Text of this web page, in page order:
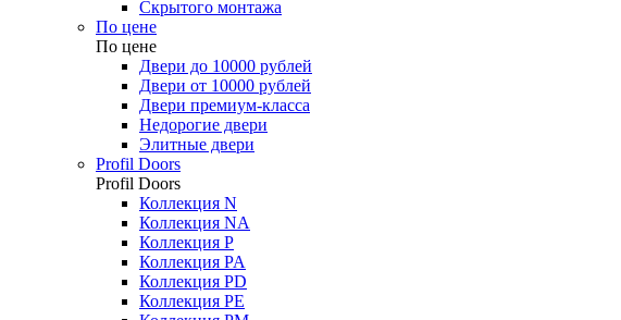
Скрытого монтажа
По цене
По цене
Двери до 10000 рублей
Двери от 10000 рублей
Двери премиум-класса
Недорогие двери
Элитные двери
Profil Doors
Profil Doors
Коллекция N
Коллекция NA
Коллекция P
Коллекция PA
Коллекция PD
Коллекция PE